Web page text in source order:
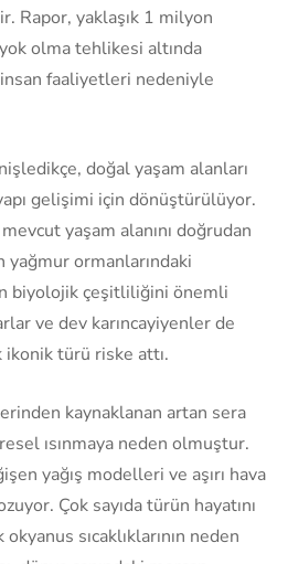
Rapor, yaklaşık 1 milyon
olma tehlikesi altında
faaliyetleri nedeniyle
doğal yaşam alanları
gelişimi için dönüştürülüyor.
mevcut yaşam alanını doğrudan
yağmur ormanlarındaki
biyolojik çeşitliliğini önemli
ve dev karıncayiyenler de
türü riske attı.
kaynaklanan artan sera
ısınmaya neden olmuştur.
yağış modelleri ve aşırı hava
Çok sayıda türün hayatını
sıcaklıklarının neden